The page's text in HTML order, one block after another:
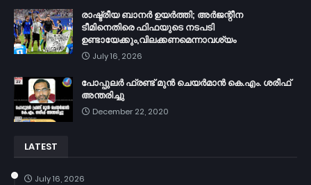
രാഷ്ട്രീയ ബാനർ ഉയർത്തി; അർജന്റീന
ടീമിനെതിരെ ഫിഫയുടെ നടപടി
ഉണ്ടായേക്കും,വിലക്കണമെന്നാവശ്യം
July 16, 2026
പോപ്പുലർ ഫ്രണ്ട്​ മുൻ ചെയർമാൻ കെ.എം. ശരീഫ്​
അന്തരിച്ചു
December 22, 2020
LATEST
July 16, 2026